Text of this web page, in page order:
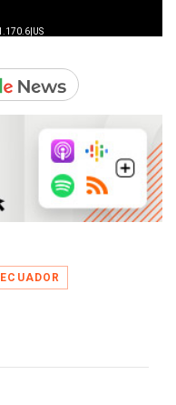
ECUADOR